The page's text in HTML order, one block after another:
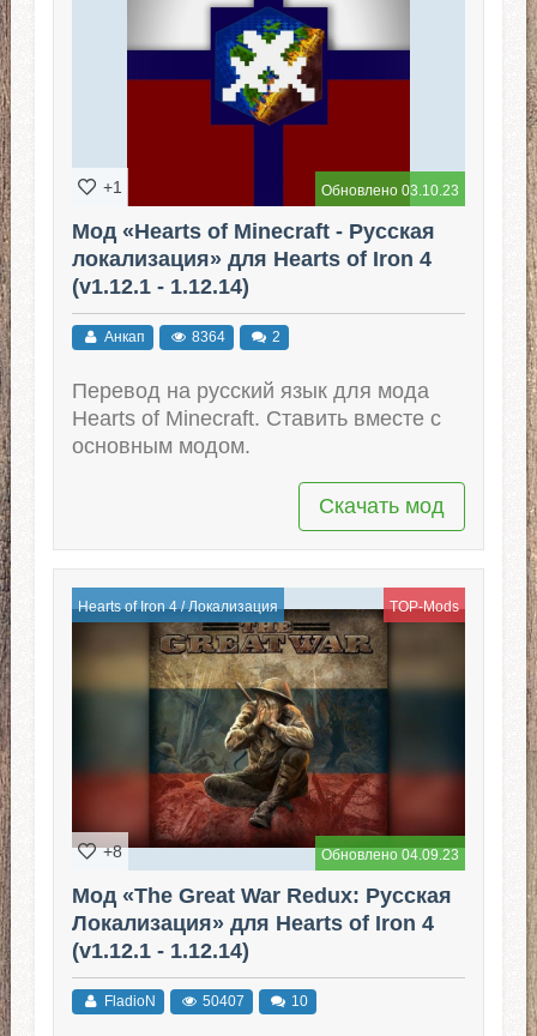
Обновлено 03.10.23
+1
Мод «Hearts of Minecraft - Русская
локализация» для Hearts of Iron 4
(v1.12.1 - 1.12.14)
Анкап 8364 2
Перевод на русский язык для мода
Hearts of Minecraft. Ставить вместе с
основным модом.
Скачать мод
Hearts of Iron 4/Локализация TOP-Mods
Обновлено 04.09.23
+8
Мод «The Great War Redux: Русская
Локализация» для Hearts of Iron 4
(v1.12.1 - 1.12.14)
FladioN 50407 10